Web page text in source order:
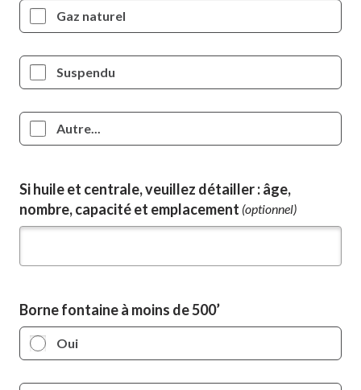
Gaz naturel
Suspendu
Autre...
Si huile et centrale, veuillez détailler : âge,
nombre, capacité et emplacement (optionnel)
Borne fontaine à moins de 500’
Oui